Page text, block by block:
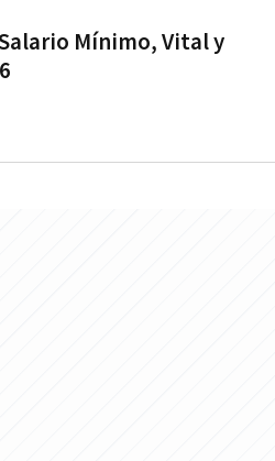
Mínimo, Vital y